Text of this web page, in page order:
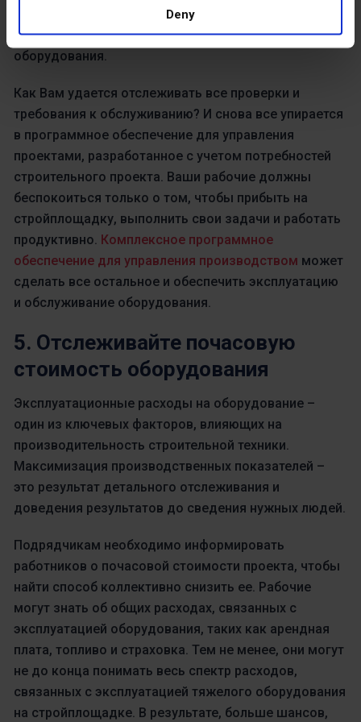
Deny
детализации необходим Вам для обеспечения
оптимальной производительности строительного
оборудования.
Как Вам удается отслеживать все проверки и
требования к обслуживанию? И снова все упирается
в программное обеспечение для управления
проектами, разработанное с учетом потребностей
строительного проекта. Ваши рабочие должны
беспокоиться только о том, чтобы прибыть на
стройплощадку, выполнить свои задачи и работать
продуктивно. Комплексное программное
обеспечение для управления производством может
сделать все остальное и обеспечить эксплуатацию
и обслуживание оборудования.
5. Отслеживайте почасовую
стоимость оборудования
Эксплуатационные расходы на оборудование –
один из ключевых факторов, влияющих на
производительность строительной техники.
Максимизация производственных показателей –
это результат детального отслеживания и
доведения результатов до сведения нужных людей.
Подрядчикам необходимо информировать
работников о почасовой стоимости проекта, чтобы
найти способ коллективно снизить ее. Рабочие
могут знать об общих расходах, связанных с
эксплуатацией оборудования, таких как арендная
плата, топливо и страховка. Тем не менее, они могут
не до конца понимать весь спектр расходов,
связанных с эксплуатацией тяжелого оборудования
на стройплощадке. В результате, больше шансов,